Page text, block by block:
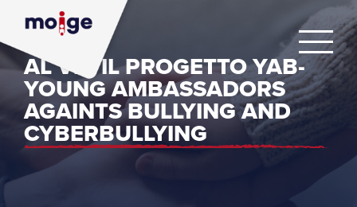
AL VIA IL PROGETTO YAB-
YOUNG AMBASSADORS
AGAINTS BULLYING AND
CYBERBULLYING